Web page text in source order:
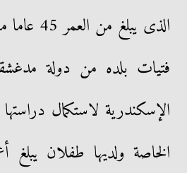
الذى
فتيات بلده من دولة
الإسكندرية لاستكمال
الخاصة ولديها طفلان يبلغ